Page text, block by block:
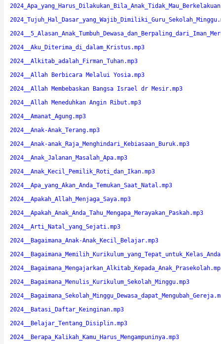
2024__Aku_Diterima_di_dalam_Kristus.mp3
2024__Alkitab_adalah_Firman_Tuhan.mp3
2024__Allah Berbicara Melalui Yosia.mp3
2024__Allah Membebaskan Bangsa Israel dr Mesir.mp3
2024__Allah Meneduhkan Angin Ribut.mp3
2024__Amanat_Agung.mp3
2024__Anak-Anak_Terang.mp3
2024__Anak-anak_Raja_Menghindari_Kebiasaan_Buruk.mp3
2024__Anak_Jalanan_Masalah_Apa.mp3
2024__Anak_Kecil_Pemilik_Roti_dan_Ikan.mp3
2024__Apa_yang_Akan_Anda_Temukan_Saat_Natal.mp3
2024__Apakah_Allah_Menjaga_Saya.mp3
2024__Apakah_Anak_Anda_Tahu_Mengapa_Merayakan_Paskah.mp3
2024__Arti_Natal_yang_Sejati.mp3
2024__Bagaimana_Anak-Anak_Kecil_Belajar.mp3
2024__Bagaimana_Menulis_Kurikulum_Sekolah_Minggu.mp3
2024__Batasi_Daftar_Keinginan.mp3
2024__Belajar_Tentang_Disiplin.mp3
2024__Berapa_Kalikah_Kamu_Harus_Mengampuninya.mp3